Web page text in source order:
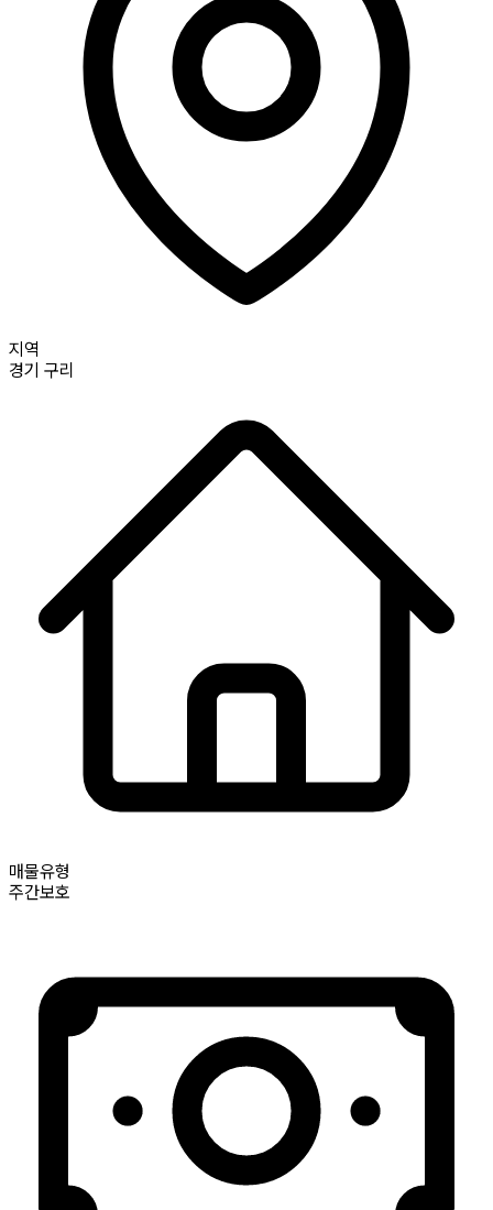
지역
경기 구리
매물유형
주간보호